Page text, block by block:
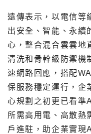
遠傳表示，以電信等
出安全、智能、永續
心，整合混合雲雲地
清洗和骨幹級防禦機
速網路回應，搭配
保服務穩定運行，企
心規劃之初更已看準
所需高用電、高散熱
戶進駐，助企業實現